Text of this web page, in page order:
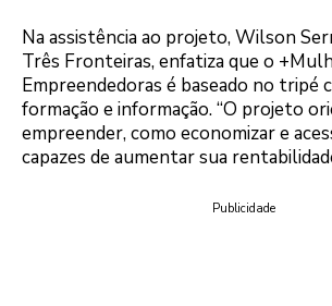
Na assistência ao projeto, Wilson
Três Fronteiras, enfatiza que o
Empreendedoras é baseado no tripé
formação e informação. “O projeto
empreender, como economizar e
capazes de aumentar sua
Publicidade